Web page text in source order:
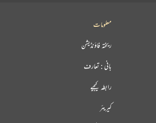
معلومات
ریختہ فاؤنڈیشن
بانی : تعارف
رابطہ کیجیے
کیریئر